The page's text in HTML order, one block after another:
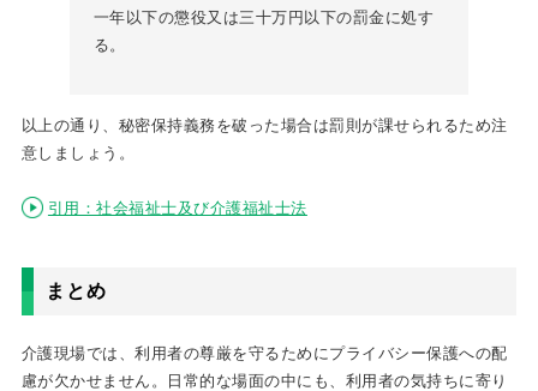
一年以下の懲役又は三十万円以下の罰金に処す
る。
以上の通り、秘密保持義務を破った場合は罰則が課せられるため注
意しましょう。
引用：社会福祉士及び介護福祉士法
まとめ
介護現場では、利用者の尊厳を守るためにプライバシー保護への配
慮が欠かせません。日常的な場面の中にも、利用者の気持ちに寄り